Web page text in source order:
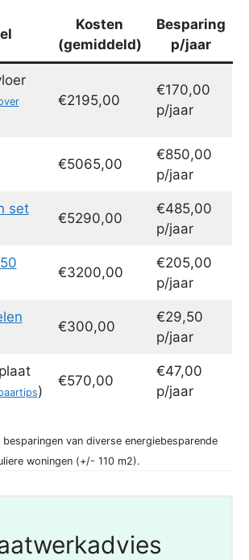
Kosten
(gemiddeld)
Besparing
p/jaar
€2195,00
€170,00
p/jaar
€5065,00
€850,00
p/jaar
set
€5290,00
€485,00
p/jaar
€3200,00
€205,00
p/jaar
€300,00
€29,50
p/jaar
)
€570,00
€47,00
p/jaar
van diverse energiebesparende
woningen (+/- 110 m2).